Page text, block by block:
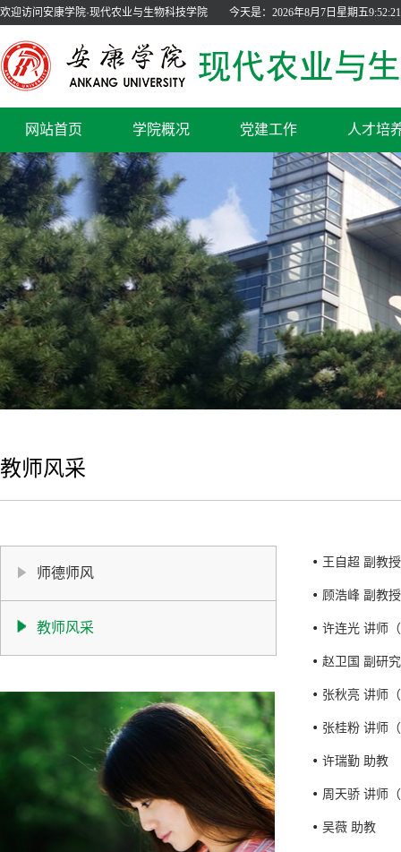
欢迎访问安康学院·现代农业与生物科技学院 今天是： 2026年8月7日星期五9:52:22
网站首页 学院概况 党建工作 人才培
教师风采
师德师风
教师风采
王自超 副教
顾浩峰 副教
许连光 讲师
赵卫国 副研
张秋亮 讲师
张桂粉 讲师
许瑞勤 助教
周天骄 讲师
吴薇 助教